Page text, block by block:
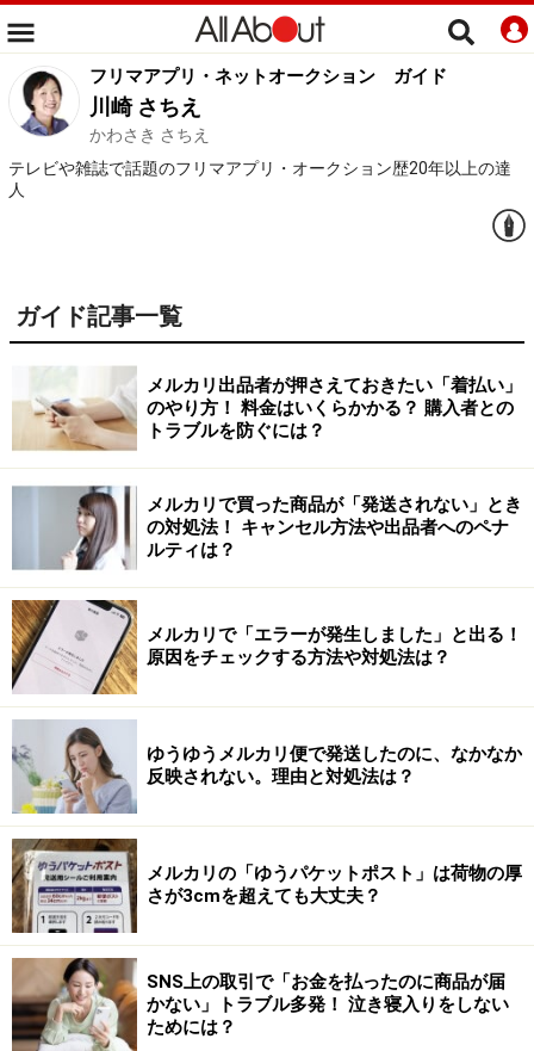
フリマアプリ・ネットオークション ガイド
川崎 さちえ
かわさき さちえ
テレビや雑誌で話題のフリマアプリ・オークション歴20年以上の達
人
ガイド記事一覧
メルカリ出品者が押さえておきたい「着払い」
のやり方！ 料金はいくらかかる？ 購入者との
トラブルを防ぐには？
メルカリで買った商品が「発送されない」とき
の対処法！ キャンセル方法や出品者へのペナ
ルティは？
メルカリで「エラーが発生しました」と出る！
原因をチェックする方法や対処法は？
ゆうゆうメルカリ便で発送したのに、なかなか
反映されない。理由と対処法は？
メルカリの「ゆうパケットポスト」は荷物の厚
さが3cmを超えても大丈夫？
SNS上の取引で「お金を払ったのに商品が届
かない」トラブル多発！ 泣き寝入りをしない
ためには？